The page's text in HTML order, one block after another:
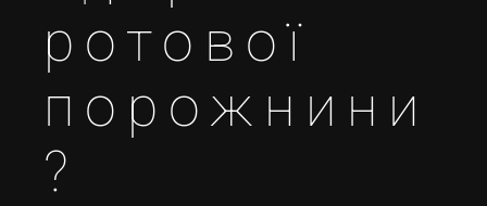
ротової
порожнини
?